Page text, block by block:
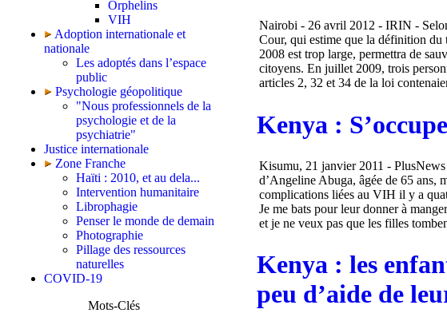
Orphelins
VIH
Adoption internationale et
nationale
Les adoptés dans l’espace
public
Psychologie géopolitique
"Nous professionnels de la
psychologie et de la
psychiatrie"
Justice internationale
Zone Franche
Haïti : 2010, et au dela...
Intervention humanitaire
Librophagie
Penser le monde de demain
Photographie
Pillage des ressources
naturelles
COVID-19
Mots-Clés
Nairobi - 26 avril 2012 - IRIN -
Cour, qui estime que la définition
2008 est trop large, permettra de
citoyens. En juillet 2009, trois
articles 2, 32 et 34 de la loi
Kenya :
Kisumu, 21 janvier 2011 -
d’Angeline Abuga, âgée de 65 ans,
complications liées au VIH il y a
Je me bats pour leur donner à
et je ne veux pas que les filles
Kenya : les
peu d’aide de